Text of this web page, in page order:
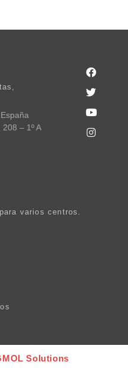
– 1º A
varios centros.
Solutions